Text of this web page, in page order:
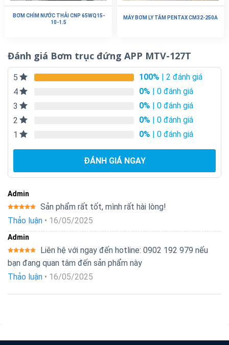
BƠM CHÌM NƯỚC THẢI CNP 65WQ15-
10-1.5
MÁY BƠM LY TÂM PENTAX CM32-250A
Đánh giá Bơm trục đứng APP MTV-127T
5 100% | 2 đánh giá
4
0% | 0 đánh giá
3
0% | 0 đánh giá
2
0% | 0 đánh giá
1
0% | 0 đánh giá
ĐÁNH GIÁ NGAY
Admin
Được xếp
hạng5
Sản phẩm rất tốt, mình rất hài lòng!
Thảo luận • 16/05/2025
Admin
Được xếp
hạng 5 5
Liên hệ với ngay đến hotline: 0902 192 979 nếu
bạn đang quan tâm đến sản phẩm này
Thảo luận • 16/05/2025